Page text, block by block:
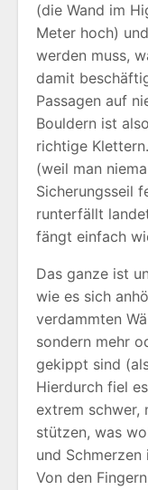
(die Wand im
Meter hoch)
werden muss,
damit
Passagen auf
Bouldern ist
richtige
(weil man
Sicherungsseil
runterfällt
fängt einfach
Das ganze ist
wie es sich
verdammten
sondern mehr
gekippt sind
Hierdurch fiel
extrem schwer,
stützen, was
und
Von den